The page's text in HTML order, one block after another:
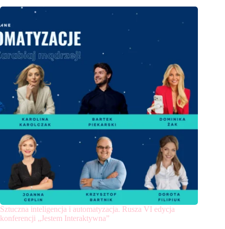
Sztuczna inteligencja i automatyzacja. Rusza VI edycja
konferencji „Jestem Interaktywna”